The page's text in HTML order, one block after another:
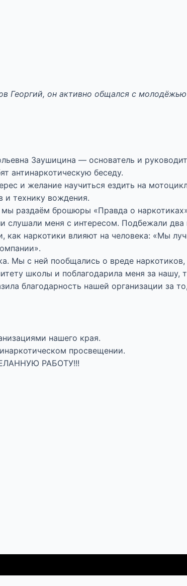
Георгий, он активно общался с
Заушицина — основатель и
антинаркотическую беседу.
и желание научиться ездить на
и технику вождения.
раздаём брошюры «Правда о
слушали меня с интересом. Подбежали
наркотики влияют на человека: «Мы
Мы с ней пообщались о вреде
школы и поблагодарила меня за нашу,
благодарность нашей организации за
нашего края.
просвещении.
РАБОТУ!!!